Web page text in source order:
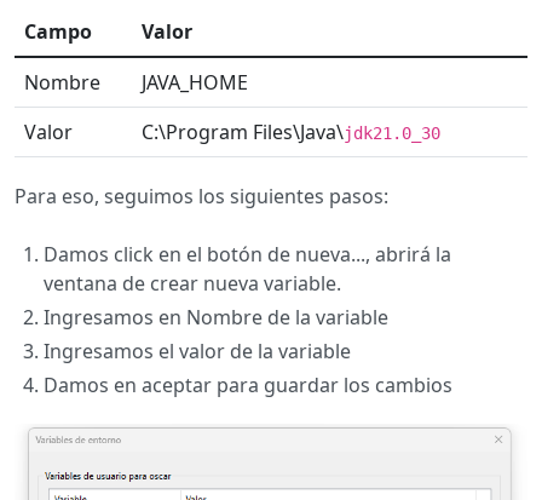
Campo
Valor
Nombre
JAVA_HOME
Valor
C:\Program Files\Java\jdk21.0_30
Para eso, seguimos los siguientes pasos:
Damos click en el botón de nueva..., abrirá la
ventana de crear nueva variable.
Ingresamos en Nombre de la variable
Ingresamos el valor de la variable
Damos en aceptar para guardar los cambios